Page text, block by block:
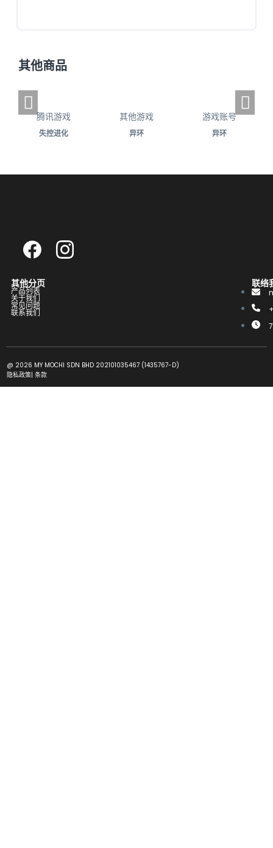
其他商品
腾讯游戏
失控进化
其他游戏
异环
游戏账号
异环
其他分页
产品列表
关于我们
常见问题
联系我们
联络
@ 2026 MY MOCHI SDN BHD 202101035467 (1435767-D)
隐私政策| 条款